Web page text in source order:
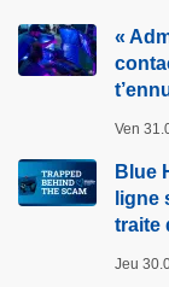
«
Ven
Blue
ligne
traite
Jeu